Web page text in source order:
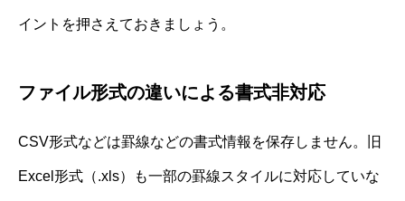
イントを押さえておきましょう。
ファイル形式の違いによる書式非対応
CSV形式などは罫線などの書式情報を保存しません。旧
Excel形式（.xls）も一部の罫線スタイルに対応していな